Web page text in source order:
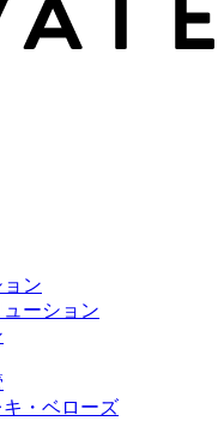
ン
ーション
・ベローズ